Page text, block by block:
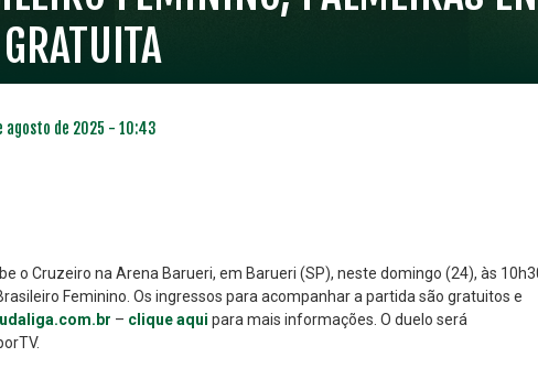
agosto de 2025 - 10:43
o Cruzeiro na Arena Barueri, em Barueri (SP), neste domingo (24), às
Feminino. Os ingressos para acompanhar a partida são gratuitos e
– clique aqui para mais informações. O duelo será
PLANO ESPECIAL PLANO PRATA SUPERIOR